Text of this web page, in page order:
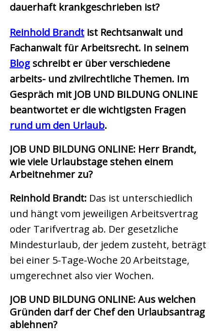
dauerhaft krankgeschrieben ist?
Reinhold Brandt ist Rechtsanwalt und
Fachanwalt für Arbeitsrecht. In seinem
Blog schreibt er über verschiedene
arbeits- und zivilrechtliche Themen. Im
Gespräch mit JOB UND BILDUNG ONLINE
beantwortet er die wichtigsten Fragen
rund um den Urlaub.
JOB UND BILDUNG ONLINE: Herr Brandt,
wie viele Urlaubstage stehen einem
Arbeitnehmer zu?
Reinhold Brandt: Das ist unterschiedlich
und hängt vom jeweiligen Arbeitsvertrag
oder Tarifvertrag ab. Der gesetzliche
Mindesturlaub, der jedem zusteht, beträgt
bei einer 5-Tage-Woche 20 Arbeitstage,
umgerechnet also vier Wochen.
JOB UND BILDUNG ONLINE: Aus welchen
Gründen darf der Chef den Urlaubsantrag
ablehnen?